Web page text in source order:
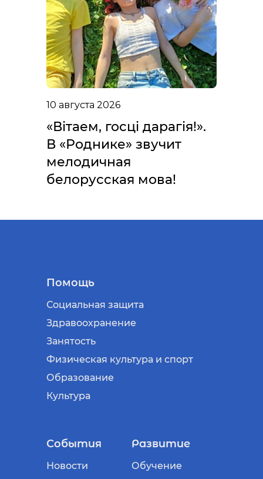
10 августа 2026
«Вітаем, госці дарагія!».
В «Роднике» звучит
мелодичная
белорусская мова!
Помощь
Социальная защита
Здравоохранение
Занятость
Физическая культура и спорт
Образование
Культура
События
Новости
Развитие
Обучение